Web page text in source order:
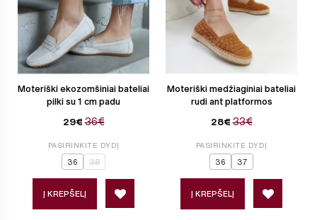
Moteriški ekozomšiniai bateliai
pilki su 1 cm padu
29€ 36€
PASIRINKITE DYDĮ
36 38
Į KREPŠELĮ
Moteriški medžiaginiai bateliai
rudi ant platformos
28€ 33€
PASIRINKITE DYDĮ
36 37
Į KREPŠELĮ